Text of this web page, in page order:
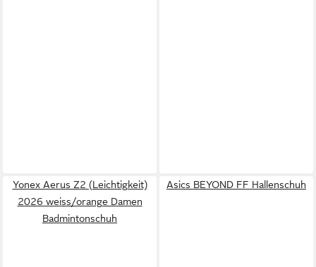
Yonex Aerus Z2 (Leichtigkeit)
2026 weiss/orange Damen
Badmintonschuh
Asics BEYOND FF Hallenschuh